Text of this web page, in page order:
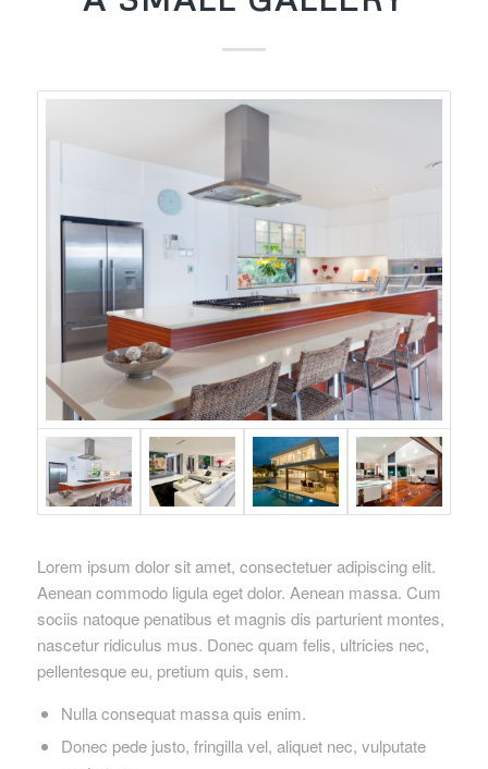
Lorem ipsum dolor sit amet, consectetuer adipiscing elit.
Aenean commodo ligula eget dolor. Aenean massa. Cum
sociis natoque penatibus et magnis dis parturient montes,
nascetur ridiculus mus. Donec quam felis, ultricies nec,
pellentesque eu, pretium quis, sem.
Nulla consequat massa quis enim.
Donec pede justo, fringilla vel, aliquet nec, vulputate